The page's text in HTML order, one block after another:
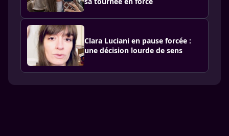
Clara Luciani en pause forcée :
une décision lourde de sens